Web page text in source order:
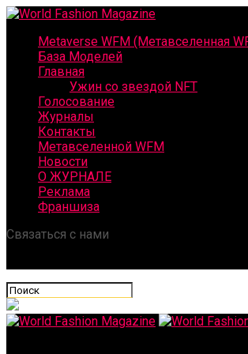
Metaverse WFM (Метавселенная
База Моделей
Главная
Ужин со звездой NFT
Голосование
Журналы
Контакты
Метавселенной WFM
Новости
О ЖУРНАЛЕ
Реклама
Франшиза
Связаться с нами